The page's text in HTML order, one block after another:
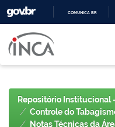
COMUNICA BR
navigation
Repositório Institucional
Controle do
Notas Técnicas da